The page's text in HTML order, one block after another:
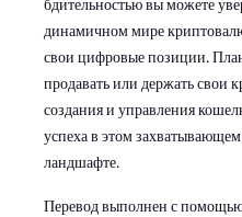
бдительностью вы можете
динамичном мире
свои цифровые позиции.
продавать или держать свои
создания и управления
успеха в этом
ландшафте.
Перевод выполнен с